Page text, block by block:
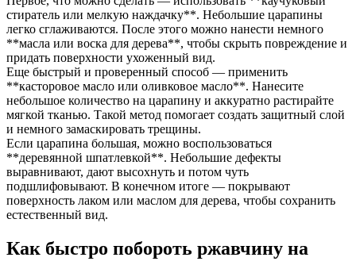
стиратель или мелкую наждачку**. Небольшие царапины
легко сглаживаются. После этого можно нанести немного
**масла или воска для дерева**, чтобы скрыть повреждение и
придать поверхности ухоженный вид.
Еще быстрый и проверенный способ — применить
**касторовое масло или оливковое масло**. Нанесите
небольшое количество на царапину и аккуратно растирайте
мягкой тканью. Такой метод помогает создать защитный слой
и немного замаскировать трещины.
Если царапина большая, можно воспользоваться
**деревянной шпатлевкой**. Небольшие дефекты
выравнивают, дают высохнуть и потом чуть
подшлифовывают. В конечном итоге — покрывают
поверхность лаком или маслом для дерева, чтобы сохранить
естественный вид.
Как быстро побороть ржавчину на